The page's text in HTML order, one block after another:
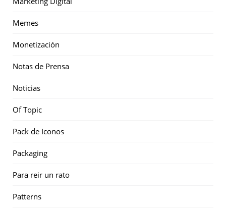
Memes
Monetización
Notas de Prensa
Noticias
Of Topic
Pack de Iconos
Packaging
Para reir un rato
Patterns